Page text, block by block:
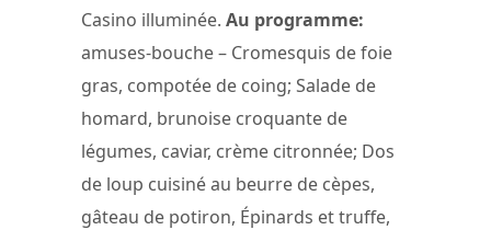
Casino illuminée. Au programme:
amuses-bouche – Cromesquis de foie
gras, compotée de coing; Salade de
homard, brunoise croquante de
légumes, caviar, crème citronnée; Dos
de loup cuisiné au beurre de cèpes,
gâteau de potiron, Épinards et truffe,